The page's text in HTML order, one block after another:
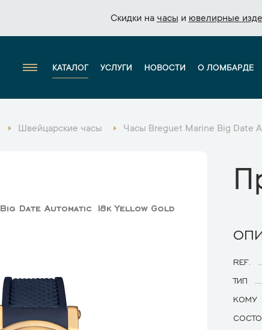
Скидки на часы и ювелирные
Скидки на часы и ювелирные
КАТАЛОГ УСЛУГИ НОВОСТИ О ЛОМБАРДЕ
Швейцарские часы Часы Breguet Marine Big Date
Date Automatic 18k Yellow Gold
REF.
ТИП
КОМУ